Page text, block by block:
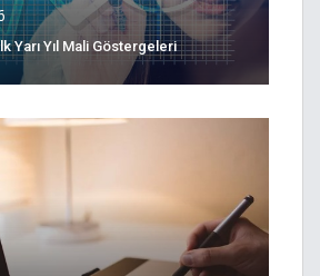
Yarı Yıl Mali Göstergeleri